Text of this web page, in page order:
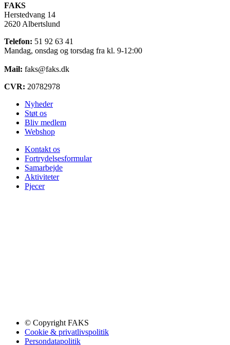
FAKS
Herstedvang 14
2620 Albertslund
Telefon: 51 92 63 41
Mandag, onsdag og torsdag fra kl. 9-12:00
Mail: faks@faks.dk
CVR: 20782978
Nyheder
Støt os
Bliv medlem
Webshop
Kontakt os
Fortrydelsesformular
Samarbejde
Aktiviteter
Pjecer
© Copyright FAKS
Cookie & privatlivspolitik
Persondatapolitik